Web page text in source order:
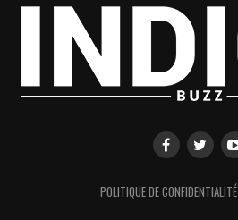
POLITIQUE DE CONFIDENTIALITÉ